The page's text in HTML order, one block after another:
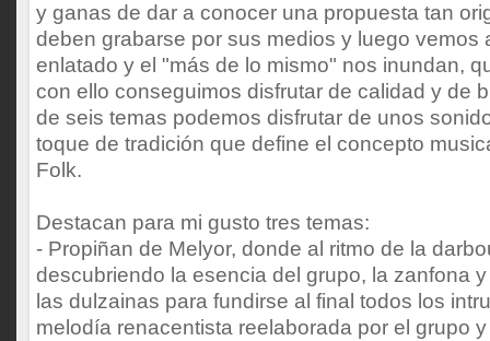
y ganas de dar a conocer una propuesta tan
deben grabarse por sus medios y luego vemos
enlatado y el "más de lo mismo" nos inundan,
con ello conseguimos disfrutar de calidad y de
de seis temas podemos disfrutar de unos
toque de tradición que define el concepto
Folk.
Destacan para mi gusto tres temas:
- Propiñan de Melyor, donde al ritmo de la
descubriendo la esencia del grupo, la zanfona
las dulzainas para fundirse al final todos los
melodía renacentista reelaborada por el grupo